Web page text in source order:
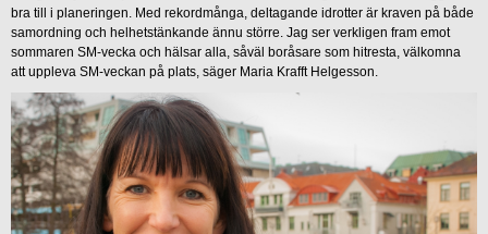
bra till i planeringen. Med rekordmånga, deltagande idrotter är kraven på både
samordning och helhetstänkande ännu större. Jag ser verkligen fram emot
sommaren SM-vecka och hälsar alla, såväl boråsare som hitresta, välkomna
att uppleva SM-veckan på plats, säger Maria Krafft Helgesson.